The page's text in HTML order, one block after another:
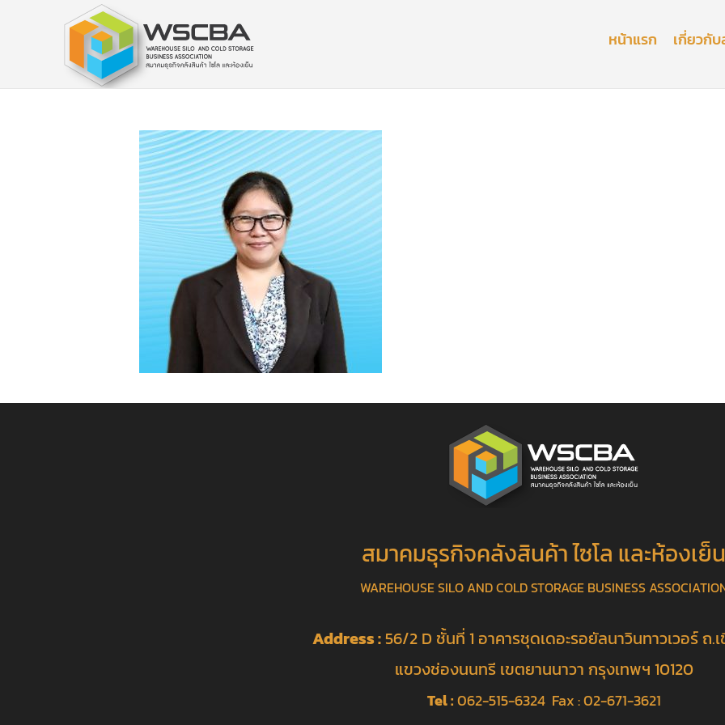
หน้าแรก เกี่ยวกั
สมาคมธุรกิจคลังสินค้า ไซโล และห้องเย็น
WAREHOUSE SILO AND COLD STORAGE BUSINESS
Address :56/2 D ชั้นที่ 1 อาคารชุดเดอะรอยัลนาวินทาวเวอร์ ถ.
แขวงช่องนนทรี เขตยานนาวา กรุงเทพฯ 10120
Tel :062-515-6324 Fax : 02-671-3621